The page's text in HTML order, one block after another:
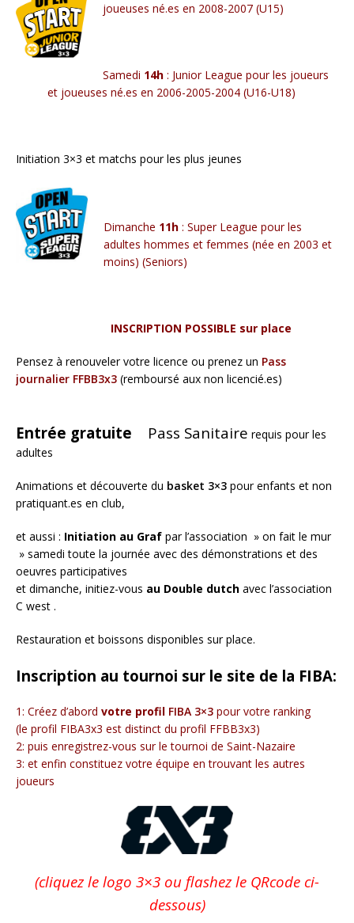
joueuses né.es en 2008-2007 (U15)
Samedi 14h : Junior League pour les joueurs
et joueuses né.es en 2006-2005-2004 (U16-U18)
Initiation 3×3 et matchs pour les plus jeunes
Dimanche 11h : Super League pour les
adultes hommes et femmes (née en 2003 et
moins) (Seniors)
INSCRIPTION POSSIBLE sur place
Pensez à renouveler votre licence ou prenez un Pass
journalier FFBB3x3 (remboursé aux non licencié.es)
Entrée gratuite Pass Sanitaire requis pour les
adultes
Animations et découverte du basket 3×3 pour enfants et non
pratiquant.es en club,
et aussi : Initiation au Graf par l’association » on fait le mur
» samedi toute la journée avec des démonstrations et des
oeuvres participatives
et dimanche, initiez-vous au Double dutch avec l’association
C west .
Restauration et boissons disponibles sur place.
Inscription au tournoi sur le site de la FIBA:
1: Créez d’abord votre profil FIBA 3×3 pour votre ranking
(le profil FIBA3x3 est distinct du profil FFBB3x3)
2: puis enregistrez-vous sur le tournoi de Saint-Nazaire
3: et enfin constituez votre équipe en trouvant les autres
joueurs
(cliquez le logo 3×3 ou flashez le QRcode ci-
dessous)